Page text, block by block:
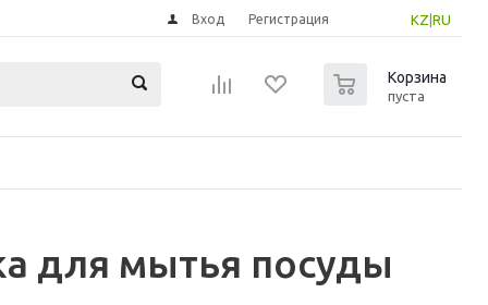
KZ RU
Вход Регистрация
Корзина
пуста
для мытья посуды